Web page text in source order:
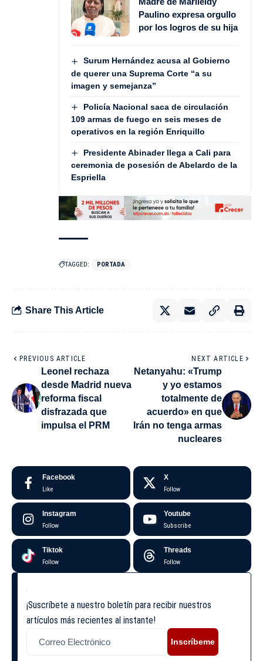
Paulino expresa orgullo
por los logros de su hija
Surum Hernández acusa al Gobierno
de querer una Suprema Corte “a su
imagen y semejanza”
Policía Nacional saca de circulación
109 armas de fuego en seis meses de
operativos en la región Enriquillo
Presidente Abinader llega a Cali para
ceremonia de posesión de Abelardo de la
Espriella
TAGGED: PORTADA
Share This Article
PREVIOUS ARTICLE
Leonel rechaza
desde Madrid nueva
reforma fiscal
disfrazada que
impulsa el PRM
NEXT ARTICLE
Netanyahu: «Trump
y yo estamos
totalmente de
acuerdo» en que
Irán no tenga armas
nucleares
Facebook
Like
X
Follow
Instagram
Follow
Youtube
Subscribe
Tiktok
Follow
Threads
Follow
¡Suscríbete a nuestro boletín para recibir nuestros
artículos más recientes al instante!
Inscríbeme